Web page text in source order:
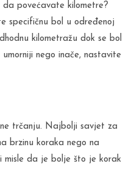
povećavate kilometre?
specifičnu bol u određenoj
kilometražu dok se bol
nego inače, nastavite
trčanju. Najbolji savjet za
brzinu koraka nego na
misle da je bolje što je korak